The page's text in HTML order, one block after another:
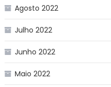
Agosto 2022
Julho 2022
Junho 2022
Maio 2022